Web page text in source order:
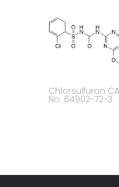
Chlorsulfuron
No. 64902-72-3